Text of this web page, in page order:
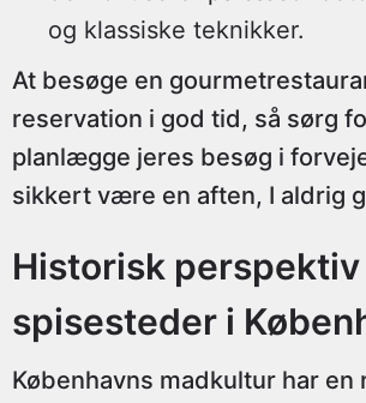
og klassiske teknikker.
At besøge en
reservation i god tid, så sørg
planlægge jeres besøg i
sikkert være en aften, I aldrig
Historisk perspektiv
spisesteder i
Københavns madkultur har en